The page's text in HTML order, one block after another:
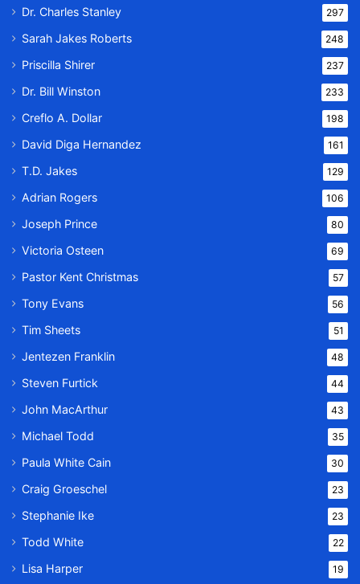
Dr. Charles Stanley 297
Sarah Jakes Roberts 248
Priscilla Shirer 237
Dr. Bill Winston 233
Creflo A. Dollar 198
David Diga Hernandez 161
T.D. Jakes 129
Adrian Rogers 106
Joseph Prince 80
Victoria Osteen 69
Pastor Kent Christmas 57
Tony Evans 56
Tim Sheets 51
Jentezen Franklin 48
Steven Furtick 44
John MacArthur 43
Michael Todd 35
Paula White Cain 30
Craig Groeschel 23
Stephanie Ike 23
Todd White 22
Lisa Harper 19